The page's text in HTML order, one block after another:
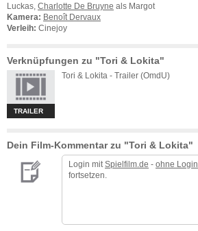
Luckas, Charlotte De Bruyne als Margot
Kamera: Benoît Dervaux
Verleih: Cinejoy
Verknüpfungen zu "Tori & Lokita"
TRAILER
Tori & Lokita - Trailer (OmdU)
Dein Film-Kommentar zu "Tori & Lokita"
Login mit Spielfilm.de - ohne Login
fortsetzen.